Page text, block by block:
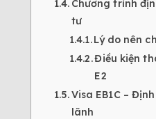
Chương trình
tư
Lý do nên
Điều kiện
E2
Visa EB1C –
lãnh